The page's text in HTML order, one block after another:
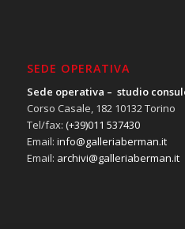
SEDE OPERATIVA
Sede operativa – studio
Corso Casale, 182 10132 Torino
Tel/fax: (+39)011 537430
Email: info@galleriaberman.it
Email: archivi@galleriaberman.it